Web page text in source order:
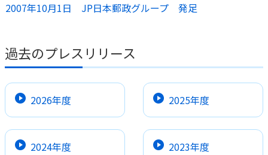
2007年10月1日 JP日本郵政グループ 発足
過去のプレスリリース
2026年度 2025年度
2024年度 2023年度